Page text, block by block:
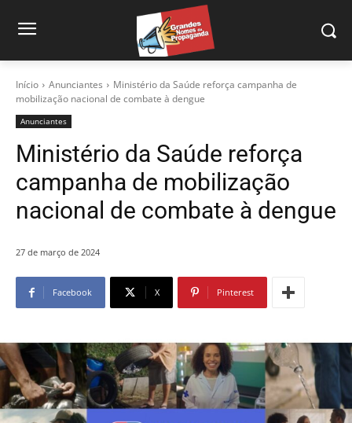
Início Anunciantes
Ministério da Saúde reforça campanha de
mobilização nacional de combate à dengue
Anunciantes
Ministério da Saúde reforça
campanha de mobilização
nacional de combate à dengue
27 de março de 2024
Facebook X Pinterest